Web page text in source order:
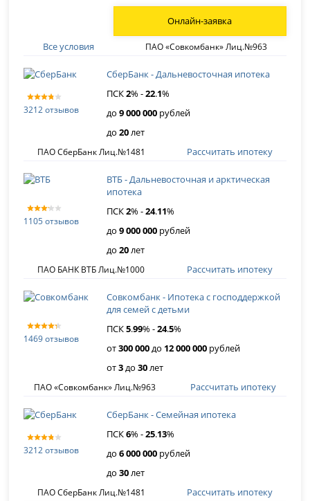
Все условия ПАО «Совкомбанк» Лиц.№963
Онлайн-заявка
3212 отзывов
СберБанк - Дальневосточная ипотека
ПСК2% -22.1%
до9 000 000 рублей
до20лет
ПАО СберБанк Лиц.№1481 Рассчитать ипотеку
1105 отзывов
ВТБ - Дальневосточная и арктическая
ипотека
ПСК2% -24.11%
до9 000 000 рублей
до20лет
ПАО БАНК ВТБ Лиц.№1000 Рассчитать ипотеку
1469 отзывов
Совкомбанк - Ипотека с господдержкой
для семей с детьми
ПСК5.99% -24.5%
от300 000до 12 000 000 рублей
от3до30лет
ПАО «Совкомбанк» Лиц.№963 Рассчитать ипотеку
3212 отзывов
СберБанк - Семейная ипотека
ПСК6% -25.13%
до6 000 000 рублей
до30лет
ПАО СберБанк Лиц.№1481 Рассчитать ипотеку